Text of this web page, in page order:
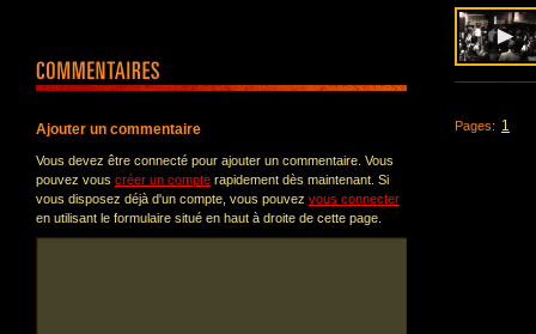
Ajouter un commentaire
Vous devez être connecté pour ajouter un commentaire. Vous
pouvez vous créer un compte rapidement dès maintenant. Si
vous disposez déjà d'un compte, vous pouvez vous connecter
en utilisant le formulaire situé en haut à droite de cette page.
Pages: 1